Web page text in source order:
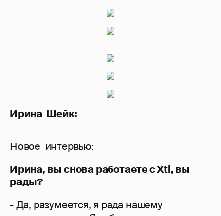
Ирина Шейк:
Новое интервью:
Ирина, вы снова работаете с Xti, вы
рады?
- Да, разумеется, я рада нашему